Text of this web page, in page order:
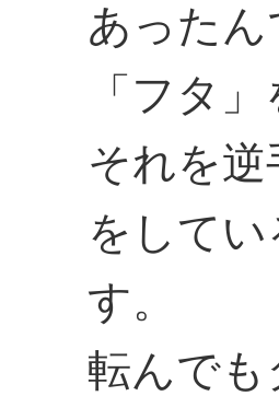
あったん
「フタ
それを
をして
す。
転んで